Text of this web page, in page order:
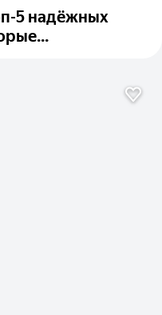
5 надёжных